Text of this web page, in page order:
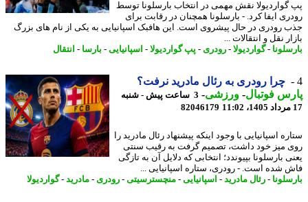
نقش مهمی در انتخاب بارسلونا توسط
ایفا کرد. - بارسلونا همچنان در رقابت برای
رودری در حال پیشروی است. این هافبک اسپانیایی به یکی از نام های بزرگ
نقل و انتقالات ...
-گواردیولا -رودری- پپ گواردیولا -اسپانیایی-بارسا-انتقال
چرا رودری به رئال مادرید نرفت؟
فوتبال-ورزشی-
3 ساعت پیش - شنبه
82046179
اسپانیایی با وجود اینکه پیشنهاد رئال مادرید را
میز خود داشت، تصمیم گرفت به رقیب سنتی
بارسلونا بپیوندد؛ انتخابی که دلایل آن به تازگی
شده است. - رودری، ستاره اسپانیایی ...
-رئال مادرید- اسپانیایی-منچسترسیتی-رودری- مادرید- گواردیولا